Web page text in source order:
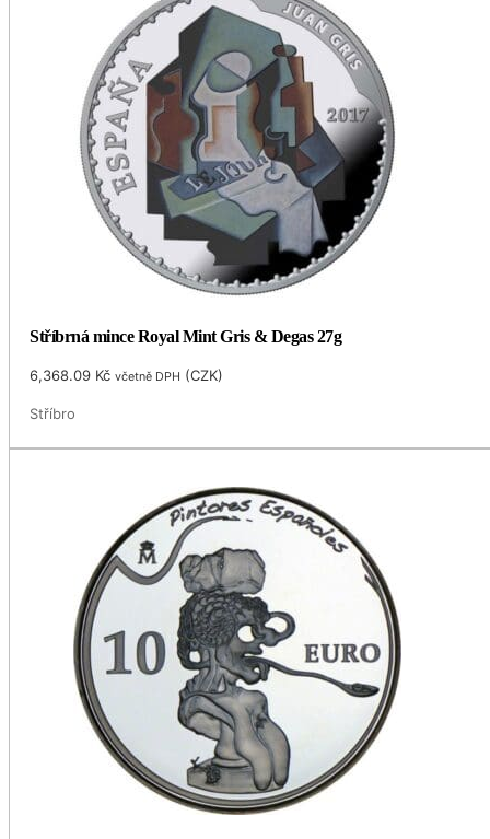
Stříbrná mince Royal Mint Gris & Degas 27g
6,368.09 Kč včetně DPH (CZK)
Stříbro